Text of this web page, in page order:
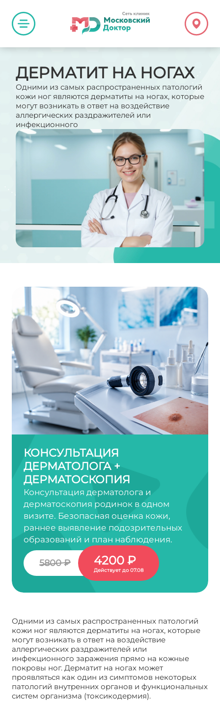
ДЕРМАТИТ НА НОГАХ
Одними из самых распространенных патологий
кожи ног являются дерматиты на ногах, которые
могут возникать в ответ на воздействие
аллергических раздражителей или
инфекционного
КОНСУЛЬТАЦИЯ
ДЕРМАТОЛОГА +
ДЕРМАТОСКОПИЯ
Консультация дерматолога и
дерматоскопия родинок в одном
визите. Безопасная оценка кожи,
раннее выявление подозрительных
образований и план наблюдения.
5800 ₽ 4200 ₽
Действует до 07.08
Одними из самых распространенных патологий
кожи ног являются дерматиты на ногах, которые
могут возникать в ответ на воздействие
аллергических раздражителей или
инфекционного заражения прямо на кожные
покровы ног. Дерматит на ногах может
проявляться как один из симптомов некоторых
патологий внутренних органов и функциональных
систем организма (токсикодермия).